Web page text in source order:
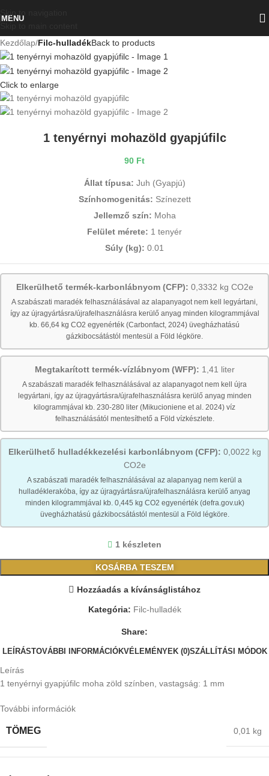
MENU
Kezdőlap Filc-hulladékBack to products
Click to enlarge
1 tenyérnyi mohazöld gyapjúfilc
90 Ft
Állat típusa: Juh (Gyapjú)
Színhomogenitás: Színezett
Jellemző szín: Moha
Felület mérete: 1 tenyér
Súly (kg): 0.01
Elkerülhető termék-karbonlábnyom (CFP): 0,3332 kg CO2e
A szabászati maradék felhasználásával az alapanyagot nem kell legyártani,
így az újragyártásra/újrafelhasználásra kerülő anyag minden kilogrammjával
kb. 66,64 kg CO2 egyenérték (Carbonfact, 2024) üvegházhatású
gázkibocsátástól mentesül a Föld légköre.
Megtakarított termék-vízlábnyom (WFP): 1,41 liter
A szabászati maradék felhasználásával az alapanyagot nem kell újra
legyártani, így az újragyártásra/újrafelhasználásra kerülő anyag minden
kilogrammjával kb. 230-280 liter (Mikucioniene et al. 2024) víz
felhasználásától mentesíthető a Föld vízkészlete.
Elkerülhető hulladékkezelési karbonlábnyom (CFP): 0,0022 kg
CO2e
A szabászati maradék felhasználásával az alapanyag nem kerül a
hulladéklerakóba, így az újragyártásra/újrafelhasználásra kerülő anyag
minden kilogrammjával kb. 0,445 kg CO2 egyenérték (defra.gov.uk)
üvegházhatású gázkibocsátástól mentesül a Föld légköre.
1 készleten
KOSÁRBA TESZEM
Hozzáadás a kívánságlistához
Kategória: Filc-hulladék
Share:
LEÍRÁSTOVÁBBI INFORMÁCIÓKVÉLEMÉNYEK (0)SZÁLLÍTÁSI MÓDOK
Leírás
1 tenyérnyi gyapjúfilc moha zöld színben, vastagság: 1 mm
További információk
TÖMEG 0,01 kg